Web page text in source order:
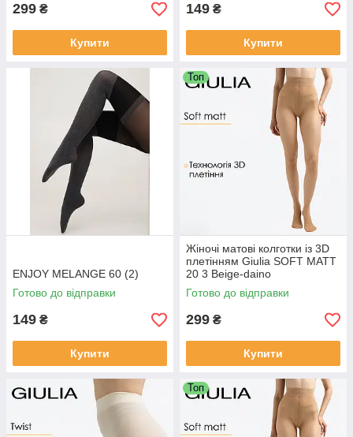
299 ₴
Купити
149 ₴
Купити
ENJOY MELANGE 60 (2)
Готово до відправки
149 ₴
Купити
Топ
Жіночі матові колготки із 3D
плетінням Giulia SOFT MATT
20 3 Beige-daino
Готово до відправки
299 ₴
Купити
Топ